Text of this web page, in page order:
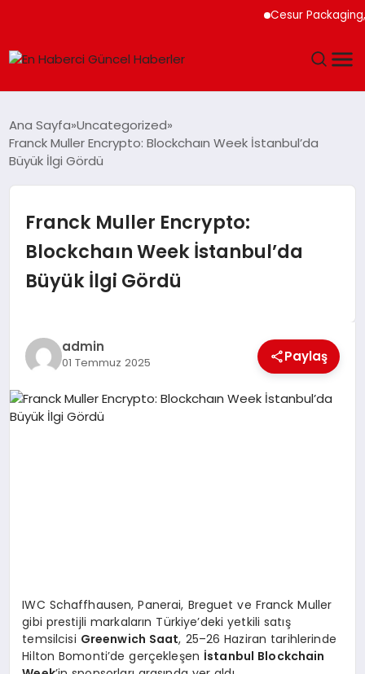
Cesur Packaging,
SPOR
MAGAZIN
EKONOMI
EĞITIM
Ana Sayfa Uncategorized
Franck Muller Encrypto: Blockchaın Week İstanbul’da
Büyük İlgi Gördü
Franck Muller Encrypto:
Blockchaın Week İstanbul’da
Büyük İlgi Gördü
admin
01 Temmuz 2025 Paylaş
IWC Schaffhausen, Panerai, Breguet ve Franck Muller
gibi prestijli markaların Türkiye’deki yetkili satış
temsilcisi Greenwich Saat, 25–26 Haziran tarihlerinde
Hilton Bomonti’de gerçekleşen İstanbul Blockchain